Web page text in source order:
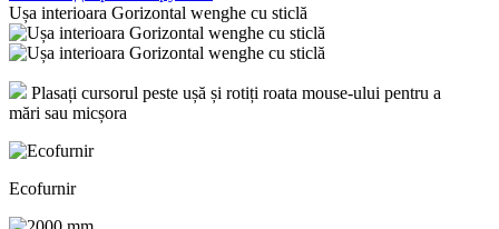
Ușa interioara Gorizontal wenghe cu sticlă
Plasați cursorul peste ușă și rotiți roata mouse-ului pentru a
mări sau micșora
Ecofurnir